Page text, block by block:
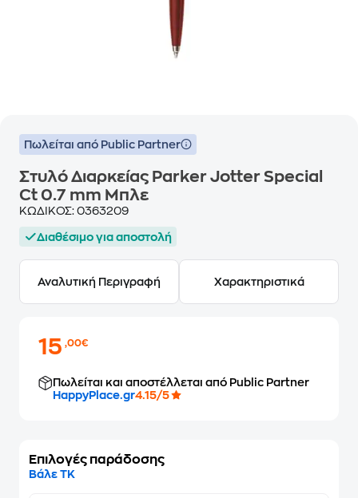
Πωλείται από Public Partner
Στυλό Διαρκείας Parker Jotter Special
Ct 0.7 mm Μπλε
ΚΩΔΙΚΟΣ: 0363209
Διαθέσιμο για αποστολή
Αναλυτική Περιγραφή Χαρακτηριστικά
15,00€
Πωλείται και αποστέλλεται από Public Partner
HappyPlace.gr4.15/5
Επιλογές παράδοσης
Βάλε ΤΚ